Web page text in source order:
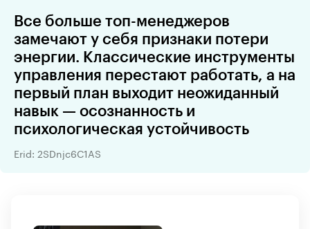
Все больше топ-менеджеров
замечают у себя признаки потери
энергии. Классические инструменты
управления перестают работать, а на
первый план выходит неожиданный
навык — осознанность и
психологическая устойчивость
Erid: 2SDnjc6C1AS